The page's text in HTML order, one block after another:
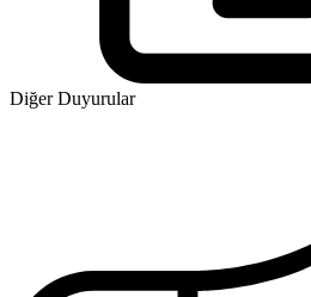
Diğer Duyurular